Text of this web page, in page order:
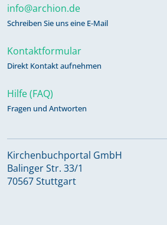
info@archion.de
Schreiben Sie uns eine E-Mail
Kontaktformular
Direkt Kontakt aufnehmen
Hilfe (FAQ)
Fragen und Antworten
Kirchenbuchportal GmbH
Balinger Str. 33/1
70567 Stuttgart